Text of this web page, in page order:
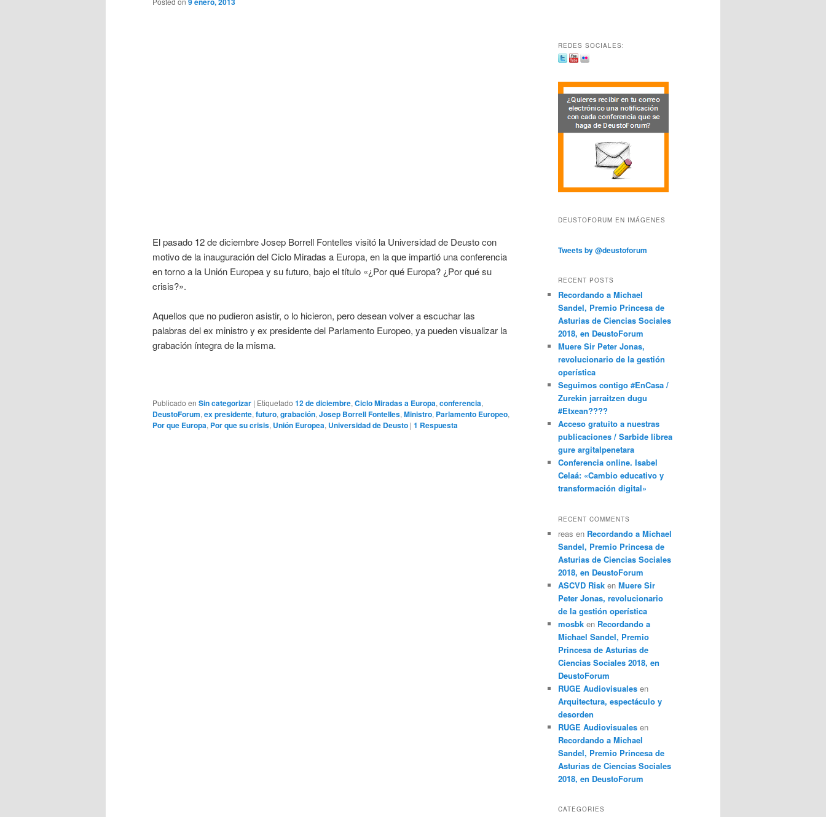
El pasado 12 de diciembre Josep Borrell Fontelles visitó la Universidad de Deusto con
motivo de la inauguración del Ciclo Miradas a Europa, en la que impartió una conferencia
en torno a la Unión Europea y su futuro, bajo el título «¿Por qué Europa? ¿Por qué su
crisis?».
Aquellos que no pudieron asistir, o lo hicieron, pero desean volver a escuchar las
palabras del ex ministro y ex presidente del Parlamento Europeo, ya pueden visualizar la
grabación íntegra de la misma.
Publicado en Sin categorizar | Etiquetado 12 de diciembre, Ciclo Miradas a Europa, conferencia,
DeustoForum, ex presidente, futuro, grabación, Josep Borrell Fontelles, Ministro, Parlamento Europeo,
Por que Europa, Por que su crisis, Unión Europea, Universidad de Deusto | 1 Respuesta
REDES SOCIALES:
DEUSTOFORUM EN IMÁGENES
Tweets by @deustoforum
RECENT POSTS
Recordando a Michael
Sandel, Premio Princesa de
Asturias de Ciencias Sociales
2018, en DeustoForum
Muere Sir Peter Jonas,
revolucionario de la gestión
operística
Seguimos contigo #EnCasa /
Zurekin jarraitzen dugu
#Etxean????
Acceso gratuito a nuestras
publicaciones / Sarbide librea
gure argitalpenetara
Conferencia online. Isabel
Celaá: «Cambio educativo y
transformación digital»
RECENT COMMENTS
reas en Recordando a Michael
Sandel, Premio Princesa de
Asturias de Ciencias Sociales
2018, en DeustoForum
ASCVD Risk en Muere Sir
Peter Jonas, revolucionario
de la gestión operística
mosbk en Recordando a
Michael Sandel, Premio
Princesa de Asturias de
Ciencias Sociales 2018, en
DeustoForum
RUGE Audiovisuales en
Arquitectura, espectáculo y
desorden
RUGE Audiovisuales en
Recordando a Michael
Sandel, Premio Princesa de
Asturias de Ciencias Sociales
2018, en DeustoForum
CATEGORIES